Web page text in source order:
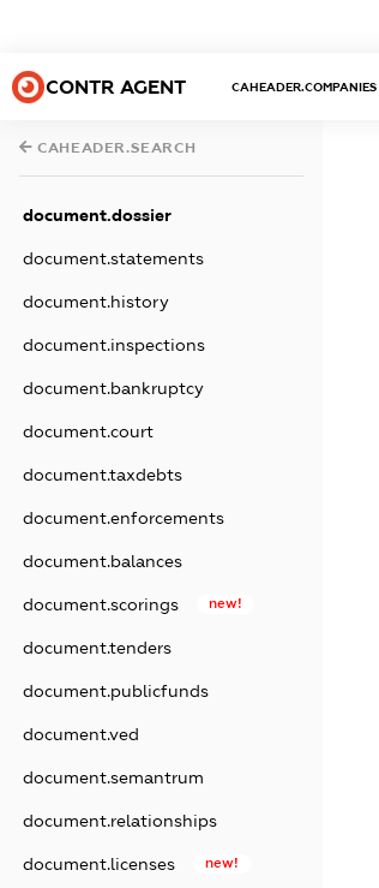
CONTR AGENT CAHEADER.COMPANIES
CAHEADER.SEARCH
document.dossier
document.statements
document.history
document.inspections
document.bankruptcy
document.court
document.taxdebts
document.enforcements
document.balances
document.scorings new!
document.tenders
document.publicfunds
document.ved
document.semantrum
document.relationships
document.licenses new!